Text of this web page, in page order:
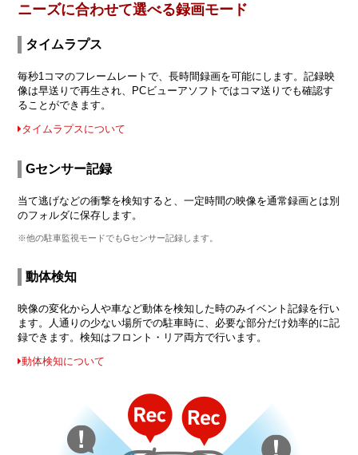
ニーズに合わせて選べる録画モード
タイムラプス
毎秒1コマのフレームレートで、長時間録画を可能にします。記録映
像は早送りで再生され、PCビューアソフトではコマ送りでも確認す
ることができます。
タイムラプスについて
Gセンサー記録
当て逃げなどの衝撃を検知すると、一定時間の映像を通常録画とは別
のフォルダに保存します。
※他の駐車監視モードでもGセンサー記録します。
動体検知
映像の変化から人や車など動体を検知した時のみイベント記録を行い
ます。人通りの少ない場所での駐車時に、必要な部分だけ効率的に記
録できます。検知はフロント・リア両方で行います。
動体検知について